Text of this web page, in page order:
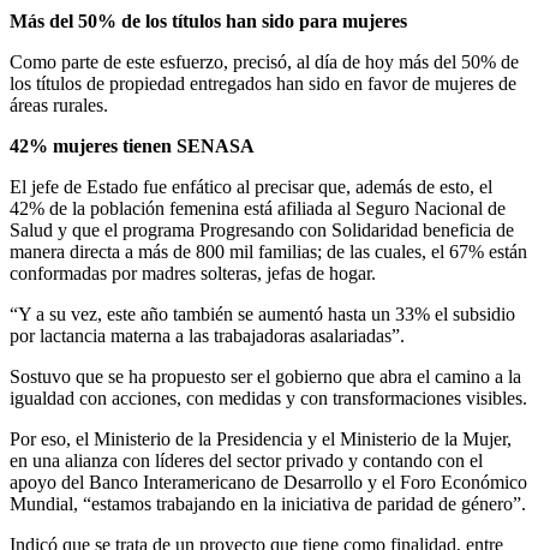
Más del 50% de los títulos han sido para mujeres
Como parte de este esfuerzo, precisó, al día de hoy más del 50% de
los títulos de propiedad entregados han sido en favor de mujeres de
áreas rurales.
42% mujeres tienen SENASA
El jefe de Estado fue enfático al precisar que, además de esto, el
42% de la población femenina está afiliada al Seguro Nacional de
Salud y que el programa Progresando con Solidaridad beneficia de
manera directa a más de 800 mil familias; de las cuales, el 67% están
conformadas por madres solteras, jefas de hogar.
“Y a su vez, este año también se aumentó hasta un 33% el subsidio
por lactancia materna a las trabajadoras asalariadas”.
Sostuvo que se ha propuesto ser el gobierno que abra el camino a la
igualdad con acciones, con medidas y con transformaciones visibles.
Por eso, el Ministerio de la Presidencia y el Ministerio de la Mujer,
en una alianza con líderes del sector privado y contando con el
apoyo del Banco Interamericano de Desarrollo y el Foro Económico
Mundial, “estamos trabajando en la iniciativa de paridad de género”.
Indicó que se trata de un proyecto que tiene como finalidad, entre